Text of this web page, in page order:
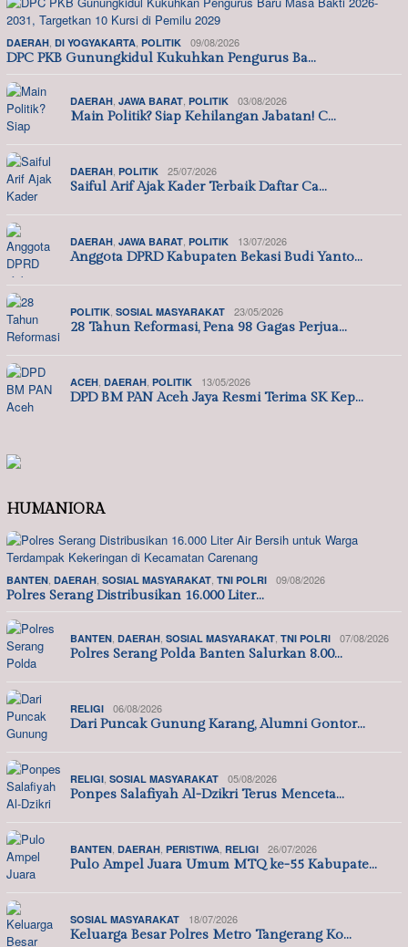
DAERAH DI YOGYAKARTA POLITIK 09/08/2026
DPC PKB Gunungkidul Kukuhkan Pengurus Ba…
DAERAH JAWA BARAT POLITIK 03/08/2026
Main Politik? Siap Kehilangan Jabatan! C…
DAERAH POLITIK 25/07/2026
Saiful Arif Ajak Kader Terbaik Daftar Ca…
DAERAH JAWA BARAT POLITIK 13/07/2026
Anggota DPRD Kabupaten Bekasi Budi Yanto…
POLITIK SOSIAL MASYARAKAT 23/05/2026
28 Tahun Reformasi, Pena 98 Gagas Perjua…
ACEH DAERAH POLITIK 13/05/2026
DPD BM PAN Aceh Jaya Resmi Terima SK Kep…
HUMANIORA
BANTEN, DAERAH, SOSIAL MASYARAKAT, TNI POLRI 09/08/2026
Polres Serang Distribusikan 16.000 Liter…
BANTEN, DAERAH, SOSIAL MASYARAKAT, TNI POLRI 07/08/2026
Polres Serang Polda Banten Salurkan 8.00…
RELIGI 06/08/2026
Dari Puncak Gunung Karang, Alumni Gontor…
RELIGI, SOSIAL MASYARAKAT 05/08/2026
Ponpes Salafiyah Al-Dzikri Terus Menceta…
BANTEN, DAERAH, PERISTIWA, RELIGI 26/07/2026
Pulo Ampel Juara Umum MTQ ke-55 Kabupate…
SOSIAL MASYARAKAT 18/07/2026
Keluarga Besar Polres Metro Tangerang Ko…